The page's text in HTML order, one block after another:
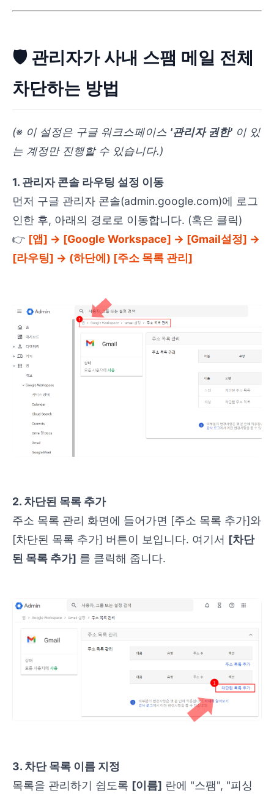
🛡 관리자가 사내 스팸 메일 전체
차단하는 방법
(※ 이 설정은 구글 워크스페이스 '관리자 권한' 이 있
는 계정만 진행할 수 있습니다.)
1. 관리자 콘솔 라우팅 설정 이동
먼저 구글 관리자 콘솔(admin.google.com)에 로그
인한 후, 아래의 경로로 이동합니다. (혹은 클릭)
👉 [앱] → [Google Workspace] → [Gmail설정] →
[라우팅] → (하단에) [주소 목록 관리]
2. 차단된 목록 추가
주소 목록 관리 화면에 들어가면 [주소 목록 추가]와
[차단된 목록 추가] 버튼이 보입니다. 여기서 [차단
된 목록 추가] 를 클릭해 줍니다.
3. 차단 목록 이름 지정
목록을 관리하기 쉽도록 [이름] 란에 "스팸", "피싱